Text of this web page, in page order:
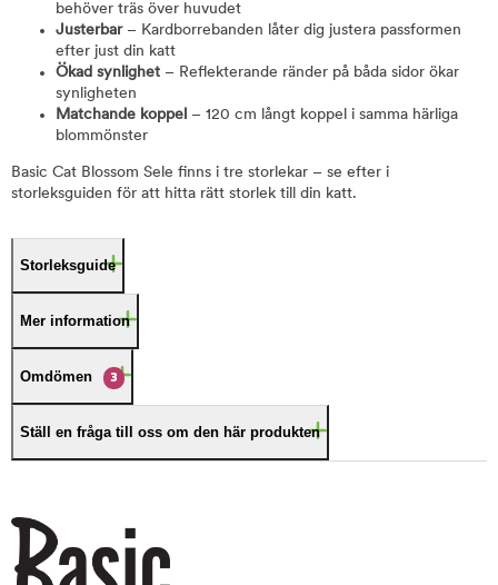
behöver träs över huvudet
Justerbar– Kardborrebanden låter dig justera passformen
efter just din katt
Ökad synlighet – Reflekterande ränder på båda sidor ökar
synligheten
Matchande koppel – 120 cm långt koppel i samma härliga
blommönster
Basic Cat Blossom Sele finns i tre storlekar – se efter i
storleksguiden för att hitta rätt storlek till din katt.
Storleksguide
Mer information
Omdömen 3
Ställ en fråga till oss om den här produkten